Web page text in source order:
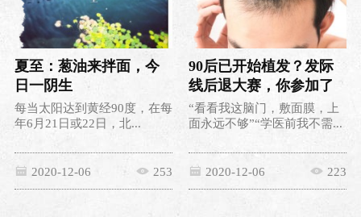
夏至：葱油来拌面，今
日一阴生
每当太阳达到黄经90度，在每
年6月21日或22日，北...
2020-12-06 253
90后已开始植发？发际
线后退大赛，你参加了
吗？
“看看我这脑门，敷面膜，上
面永远不够”“学医前我不需...
2020-12-06 223